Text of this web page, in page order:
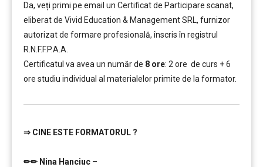
Da, veți primi pe email un Certificat de Participare scanat,
eliberat de Vivid Education & Management SRL, furnizor
autorizat de formare profesională, înscris în registrul
R.N.F.F.P.A.A.
Certificatul va avea un număr de 8 ore: 2 ore de curs + 6
ore studiu individual al materialelor primite de la formator.
⇒ CINE ESTE FORMATORUL ?
✏✏ Nina Hanciuc –